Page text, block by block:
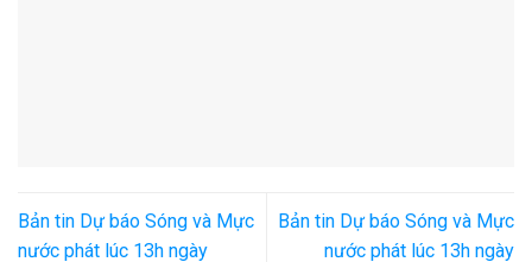
Bản tin Dự báo Sóng và Mực
nước phát lúc 13h ngày
Bản tin Dự báo Sóng và Mực
nước phát lúc 13h ngày